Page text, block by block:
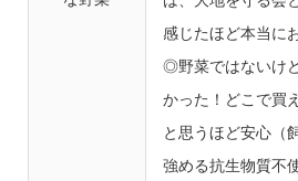
感じたほど本当に
◎野菜ではないけ
かった！どこで買
と思うほど安心（
強める抗生物質不